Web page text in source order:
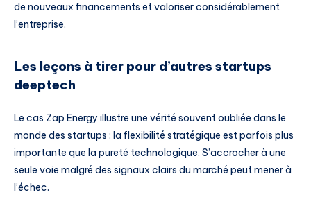
de nouveaux financements et valoriser considérablement
l’entreprise.
Les leçons à tirer pour d’autres startups
deeptech
Le cas Zap Energy illustre une vérité souvent oubliée dans le
monde des startups : la flexibilité stratégique est parfois plus
importante que la pureté technologique. S’accrocher à une
seule voie malgré des signaux clairs du marché peut mener à
l’échec.